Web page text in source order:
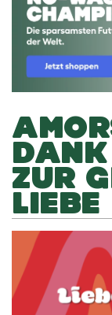
ZUR
IEBE